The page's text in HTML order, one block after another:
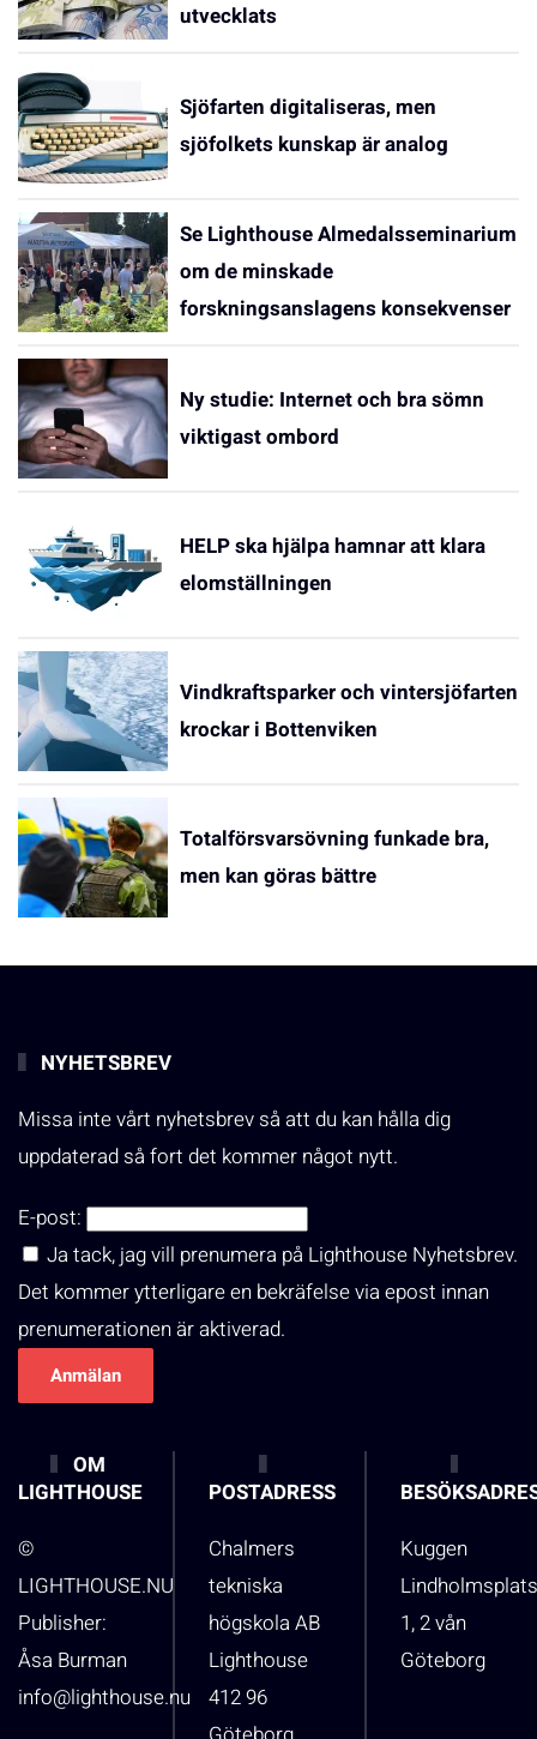
utvecklats
Sjöfarten digitaliseras, men
sjöfolkets kunskap är analog
Se Lighthouse Almedalsseminarium
om de minskade
forskningsanslagens konsekvenser
Ny studie: Internet och bra sömn
viktigast ombord
HELP ska hjälpa hamnar att klara
elomställningen
Vindkraftsparker och vintersjöfarten
krockar i Bottenviken
Totalförsvarsövning funkade bra,
men kan göras bättre
NYHETSBREV
Missa inte vårt nyhetsbrev så att du kan hålla dig
uppdaterad så fort det kommer något nytt.
E-post:
Ja tack, jag vill prenumera på Lighthouse Nyhetsbrev.
Det kommer ytterligare en bekräfelse via epost innan
prenumerationen är aktiverad.
OM
LIGHTHOUSE
©
LIGHTHOUSE.NU
Publisher:
Åsa Burman
info@lighthouse.nu
POSTADRESS
Chalmers
tekniska
högskola AB
Lighthouse
412 96
Kuggen
1, 2 vån
Göteborg